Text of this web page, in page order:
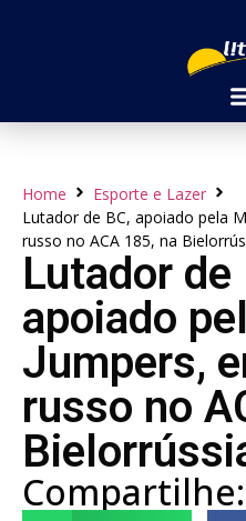
Home
Esporte e Lazer
Lutador de BC, apoiado pela
russo no ACA 185, na
Lutador de
apoiado
Jumpers,
russo no
Compartilhe: